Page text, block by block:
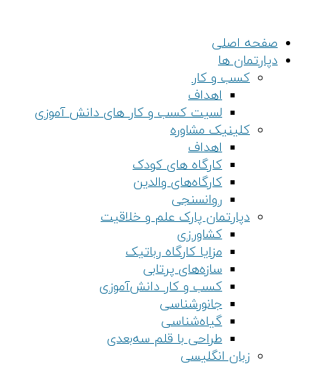
اصلی
ها
کسب و کار
لسیت کسب و کار های دانش آموزی
کلینیک مشاوره
کارگاه های کودک
کارگاه‌های والدین
روانسنجی
دپارتمان پارک علم و خلاقیت
کشاورزی
مزایا کارگاه رباتیک
سازه‌های پرتابی
کسب و کار دانش‌آموزی
جانورشناسی
گیاه‌شناسی
طراحی با قلم سه‌بعدی
زبان انگلیسی